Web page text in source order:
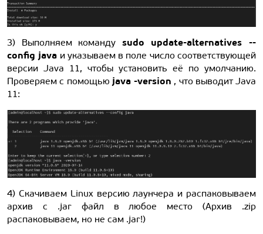
3) Выполняем команду sudo update-alternatives --
config java и указываем в поле число соответствующей
версии Java 11, чтобы установить её по умолчанию.
Проверяем с помощью java -version , что выводит Java
11:
4) Скачиваем Linux версию лаунчера и распаковываем
архив с .jar файл в любое место (Архив .zip
распаковываем, но не сам .jar!)